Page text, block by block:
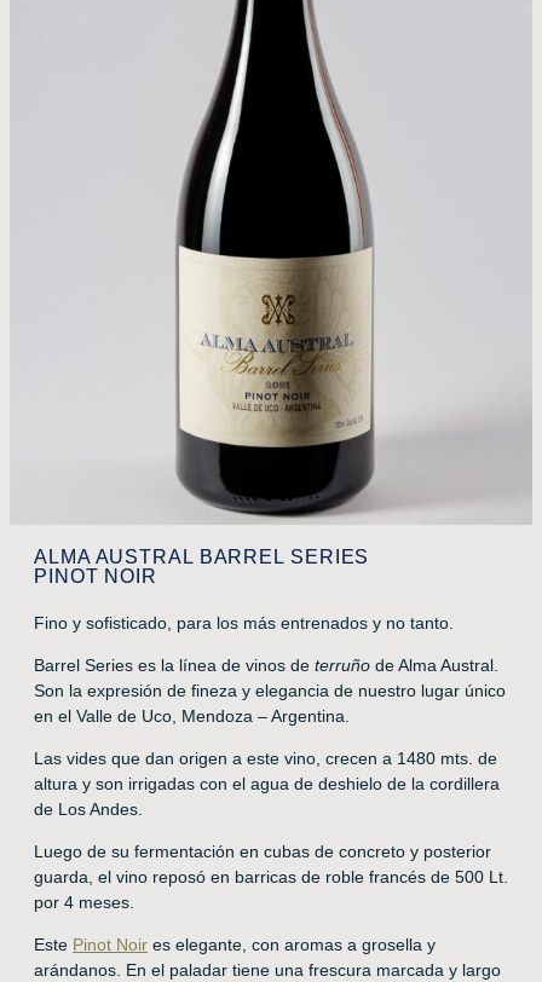
ALMA AUSTRAL BARREL SERIES
PINOT NOIR
Fino y sofisticado, para los más entrenados y no tanto.
Barrel Series es la línea de vinos de terruño de Alma Austral.
Son la expresión de fineza y elegancia de nuestro lugar único
en el Valle de Uco, Mendoza – Argentina.
Las vides que dan origen a este vino, crecen a 1480 mts. de
altura y son irrigadas con el agua de deshielo de la cordillera
de Los Andes.
Luego de su fermentación en cubas de concreto y posterior
guarda, el vino reposó en barricas de roble francés de 500 Lt.
por 4 meses.
Este Pinot Noir es elegante, con aromas a grosella y
arándanos. En el paladar tiene una frescura marcada y largo